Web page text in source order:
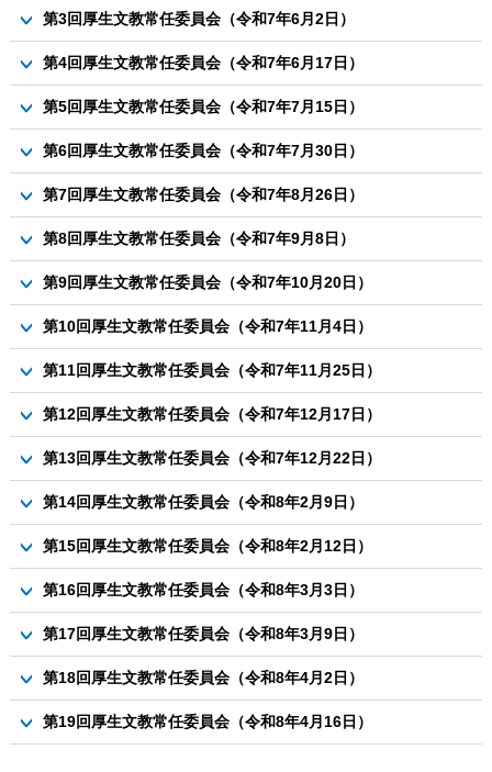
議案
資料1-1 令和７年度芽室町国民健康保険税率等の考え方につい
て（現行税率と改正後税率の比較）
資料1-2 令和７年度芽室町国民健康保険税率等の考え方につい
資料2 戸籍への振り仮名記載について
資料3 楽らく窓口の取組について
当日追加資料1 公立芽室病院経営強化プランについて
第3回厚生文教常任委員会（令和7年6月2日）
議案
資料1 令和７年度厚生文教常任委員会の政策課題（抽出事業）
について
第4回厚生文教常任委員会（令和7年6月17日）
議案
資料１ 令和６年度公立芽室病院の決算状況について
資料２ 先進地事務調査について
第5回厚生文教常任委員会（令和7年7月15日）
議案
資料1 診療科目等の拡充について
資料2 第１回モニター会議の意見の取扱いについて
第6回厚生文教常任委員会（令和7年7月30日）
議案
資料1 保育基盤（施設）維持に向けた改修等計画について
第7回厚生文教常任委員会（令和7年8月26日）
議案
資料1 公立芽室病院の経営状況（令和７年度第１四半期）につ
いて
資料2-1 令和6年度指定管理者事業評価について（芽室町中央
資料2-2 令和6年度指定管理者事業評価について（社会体育施
設等）
第8回厚生文教常任委員会（令和7年9月8日）
議案
資料1-1 令和6年度指定管理者事業評価について（社会体育施
設等）
資料1-2 令和6年度指定管理者事業評価報告書（資料1-1）15ペ
第9回厚生文教常任委員会（令和7年10月20日）
議案
資料1 先進地事務調査報告書について
資料2 令和７年９月定例会議の振り返りについて
当日追加資料1 育児ネットめむろとの意見交換会について
当日追加資料2 けあねっとめむろとの意見交換会について
第10回厚生文教常任委員会（令和7年11月4日）
資料1 公立芽室病院における令和７年度上半期決算状況につい
資料2 公立芽室病院の病床数削減について
資料3 保育業務支援システムの導入について
資料4 先進地事務調査報告書について
第11回厚生文教常任委員会（令和7年11月25日）
議案
資料1 厚生文教常任委員会所管施設調査について
第12回厚生文教常任委員会（令和7年12月17日）
議案
資料1-1 芽室町新型インフルエンザ等対策行動計画の改定につ
いて（概要版）
資料1-2 芽室町新型インフルエンザ等対策行動計画の改定につ
第13回厚生文教常任委員会（令和7年12月22日）
議案
第14回厚生文教常任委員会（令和8年2月9日）
議案
第15回厚生文教常任委員会（令和8年2月12日）
議案
資料1 重層的支援体制整備事業について
資料2 障がい者就労支援について
資料3 健康ポイント制度運営事業について
資料4 子ども・子育て支援納付金制度に ついて
第16回厚生文教常任委員会（令和8年3月3日）
議案
資料１議案第８５号 芽室町乳児等通園支援事業の設備及び運
営に関する基準を定める条例制定の件
資料２議案第８６号 芽室町特定乳児等通園支援事業の運営に
第17回厚生文教常任委員会（令和8年3月9日）
議案
資料１議案第８５号 芽室町乳児等通園支援事業の設備及び運
営に関する基準を定める条例制定の件
第18回厚生文教常任委員会（令和8年4月2日）
資料1-1 次期芽室町立小中学校配置計画に係る取組状況等につ
第19回厚生文教常任委員会（令和8年4月16日）